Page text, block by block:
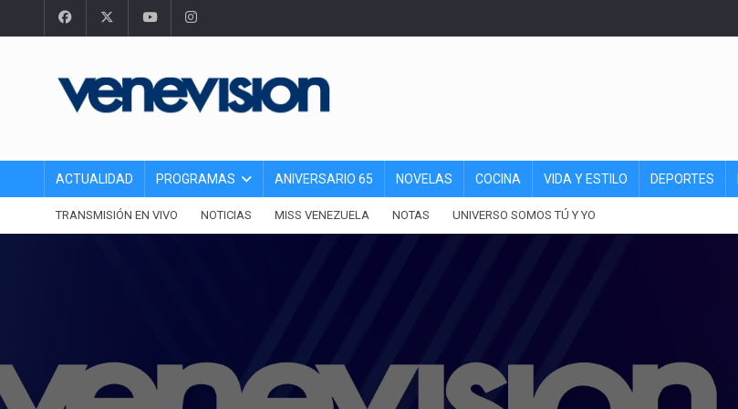
ACTUALIDAD PROGRAMAS ANIVERSARIO 65 NOVELAS COCINA VIDA Y ESTILO DEPORTES
TRANSMISIÓN EN VIVO NOTICIAS MISS VENEZUELA NOTAS UNIVERSO SOMOS TÚ Y YO